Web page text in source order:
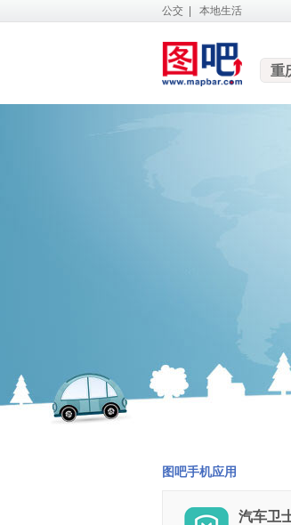
公交 本地生活
图吧手机应用
汽车卫